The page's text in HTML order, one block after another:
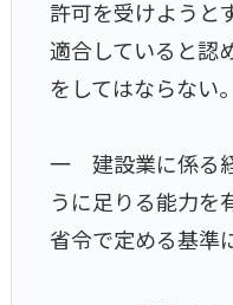
許可を受けようと
適合していると認
をしてはならない。
一 建設業に係る
うに足りる能力を
省令で定める基準